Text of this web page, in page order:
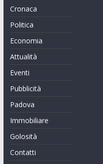
Cronaca
Politica
Economia
Attualità
Eventi
Pubblicità
Padova
Immobiliare
Golosità
Contatti